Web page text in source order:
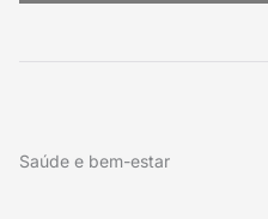
Saúde e bem-estar